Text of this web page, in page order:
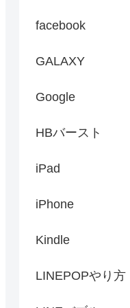
facebook
GALAXY
Google
HBバースト
iPad
iPhone
Kindle
LINEPOPやり方